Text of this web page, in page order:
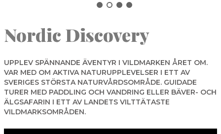
SALA
SKINNSKATTEBERG
SURAHAMMAR
VÄSTERÅS
Sök
Nordic Discovery
UPPLEV SPÄNNANDE ÄVENTYR I VILDMARKEN ÅRET OM.
VAR MED OM AKTIVA NATURUPPLEVELSER I ETT AV
SVERIGES STÖRSTA NATURVÅRDSOMRÅDE. GUIDADE
TURER MED PADDLING OCH VANDRING ELLER BÄVER- OCH
ÄLGSAFARIN I ETT AV LANDETS VILTTÄTASTE
VILDMARKSOMRÅDEN.